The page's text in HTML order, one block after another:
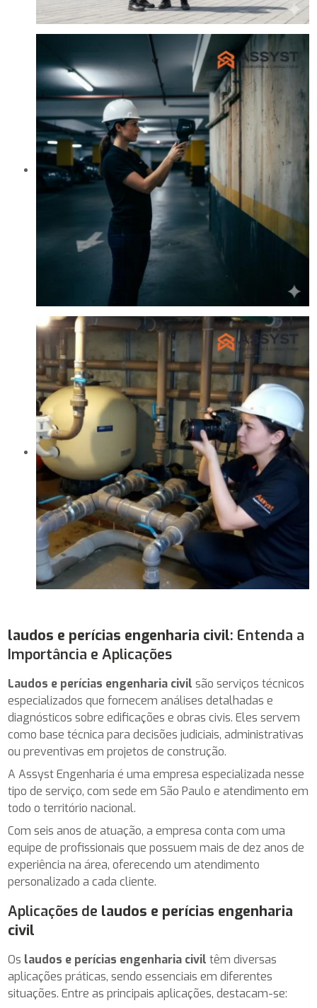
laudos e perícias engenharia civil: Entenda a
Importância e Aplicações
Laudos e perícias engenharia civil são serviços técnicos
especializados que fornecem análises detalhadas e
diagnósticos sobre edificações e obras civis. Eles servem
como base técnica para decisões judiciais, administrativas
ou preventivas em projetos de construção.
A Assyst Engenharia é uma empresa especializada nesse
tipo de serviço, com sede em São Paulo e atendimento em
todo o território nacional.
Com seis anos de atuação, a empresa conta com uma
equipe de profissionais que possuem mais de dez anos de
experiência na área, oferecendo um atendimento
personalizado a cada cliente.
Aplicações de laudos e perícias engenharia
civil
Os laudos e perícias engenharia civil têm diversas
aplicações práticas, sendo essenciais em diferentes
situações. Entre as principais aplicações, destacam-se: